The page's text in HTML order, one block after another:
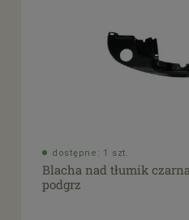
dostępne: 1 szt.
Blacha nad tłumik
podgrz